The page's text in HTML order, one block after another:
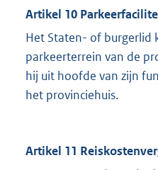
Artikel 10
Het Staten- of burgerlid
parkeerterrein van de
hij uit hoofde van zijn
het provinciehuis.
Artikel 11